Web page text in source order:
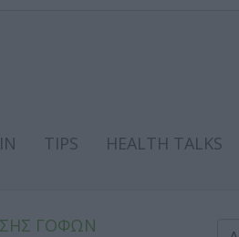
TIPS
HEALTH TALKS
ΓΟΦΩΝ